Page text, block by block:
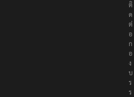
อ
ติ
ด
ต่
อ
ก
อ
ง
บ
ร